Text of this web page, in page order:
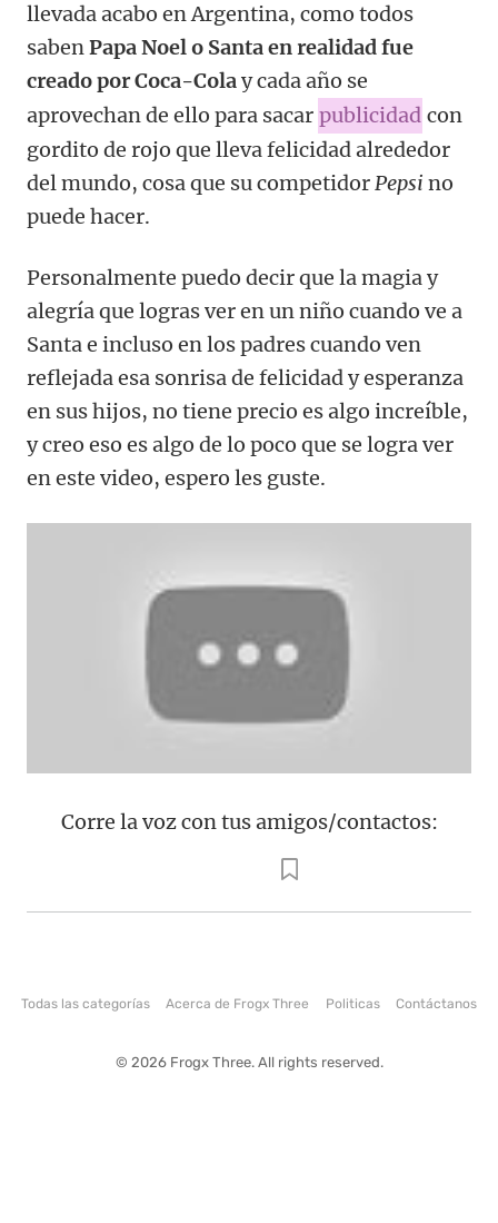
llevada acabo en Argentina, como todos
sabenPapa Noel o Santa en realidad fue
creado por Coca-Colay cada año se
aprovechan de ello para sacar publicidad con
gordito de rojo que lleva felicidad alrededor
del mundo, cosa que su competidorPepsi no
puede hacer.
Personalmente puedo decir que la magia y
alegría que logras ver en un niño cuando ve a
Santa e incluso en los padres cuando ven
reflejada esa sonrisa de felicidad y esperanza
en sus hijos, no tiene precio es algo increíble,
y creo eso es algo de lo poco que se logra ver
en este video, espero les guste.
Corre la voz con tus amigos/contactos:
Todas las categorías Acerca de Frogx Three Politicas Contáctanos
© 2026 Frogx Three. All rights reserved.